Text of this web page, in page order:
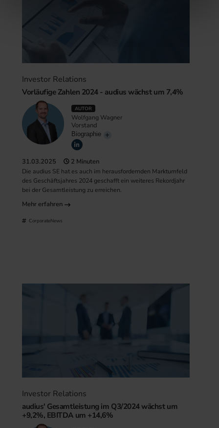
Investor Relations
Vorläufige Zahlen 2024 - audius wächst um 7,4%
AUTOR
Wolfgang Wagner
Vorstand
Biographie
31.03.2025 2 Minuten
Die audius SE hat es auch im herausfordernden Marktumfeld
des Geschäftsjahres 2024 geschafft ein weiteres Rekordjahr
bei der Gesamtleistung zu erreichen.
Mehr erfahren
CorporateNews
Investor Relations
audius' Gesamtleistung im Q3/2024 wächst um
+9,2%, EBITDA um +14,6%